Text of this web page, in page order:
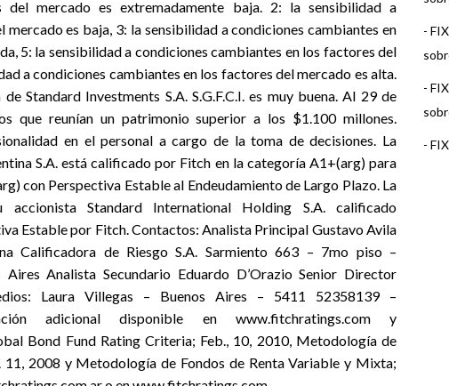
del mercado es extremadamente baja. 2: la sensibilidad a
es baja, 3: la sensibilidad a condiciones cambiantes en
5: la sensibilidad a condiciones cambiantes en los factores del
a condiciones cambiantes en los factores del mercado es alta.
Standard Investments S.A. S.G.F.C.I. es muy buena. Al 29 de
que reunían un patrimonio superior a los $1.100 millones.
en el personal a cargo de la toma de decisiones. La
S.A. está calificado por Fitch en la categoría A1+(arg) para
con Perspectiva Estable al Endeudamiento de Largo Plazo. La
Standard International Holding S.A. calificado
Estable por Fitch. Contactos: Analista Principal Gustavo Avila
Calificadora de Riesgo S.A. Sarmiento 663 – 7mo piso –
Analista Secundario Eduardo D’Orazio Senior Director
Laura Villegas – Buenos Aires – 5411 52358139 –
adicional disponible en www.fitchratings.com y
Bond Fund Rating Criteria; Feb., 10, 2010, Metodología de
11, 2008 y Metodología de Fondos de Renta Variable y Mixta;
-
-
-